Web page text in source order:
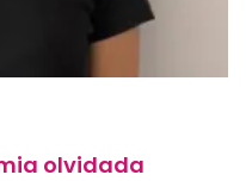
olvidada